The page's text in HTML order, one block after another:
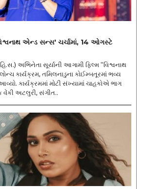
એન્ડ સન્સ' ચર્ચામાં, 14 ઓગસ્ટે
અભિનેતા સૂર્યાની આગામી ફિલ્મ ''વિશ્વનાથ
કાર્યક્રમ, તમિલનાડુના કોઈમ્બતૂરમાં ભવ્ય
કાર્યક્રમમાં મોટી સંખ્યામાં ચાહકોએ ભાગ
વેંકી અટલુરી, સંગીત..